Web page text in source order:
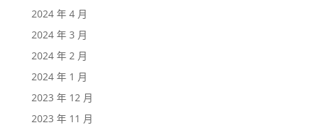
2024 年 4 月
2024 年 3 月
2024 年 2 月
2024 年 1 月
2023 年 12 月
2023 年 11 月